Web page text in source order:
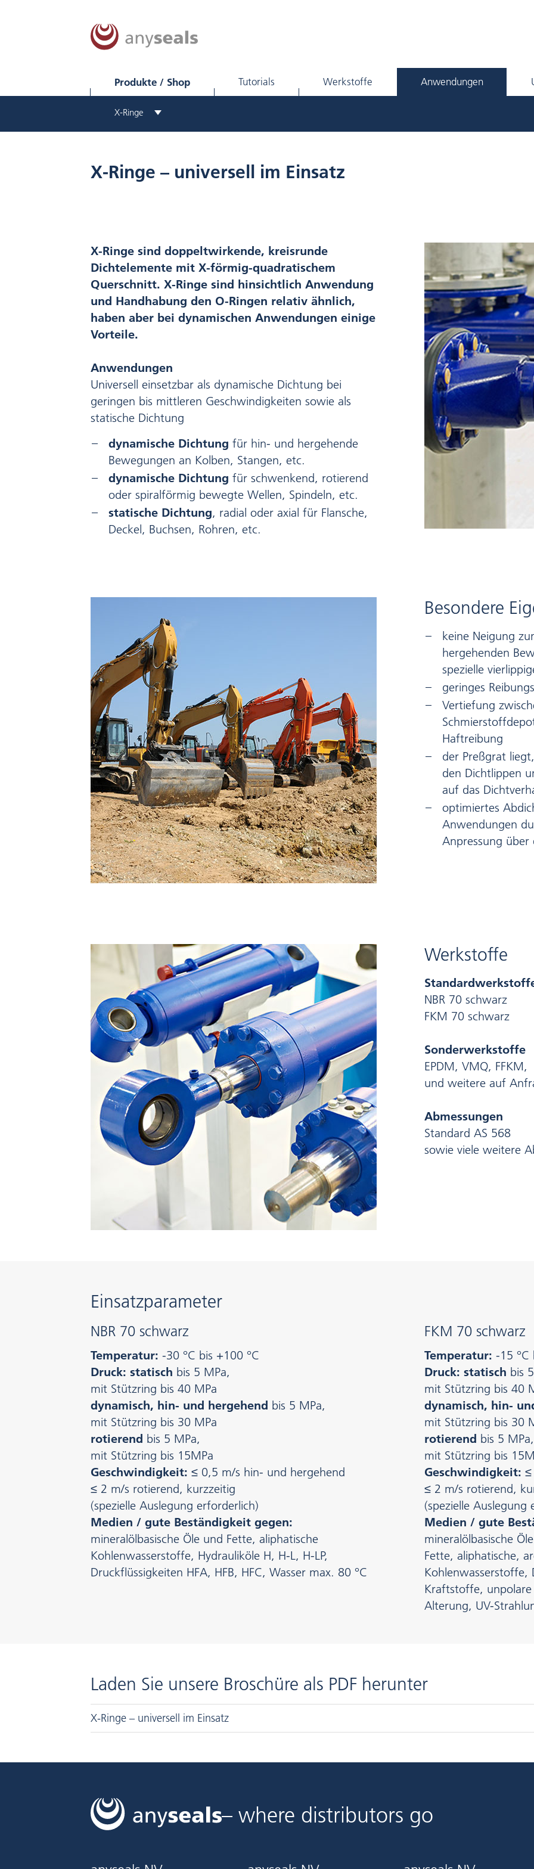
Produkte / Shop Tutorials Werkstoffe Anwendungen
X-Ringe
X-Ringe – universell im Einsatz
X-Ringe sind doppeltwirkende, kreisrunde
Dichtelemente mit X-förmig-quadratischem
Querschnitt. X-Ringe sind hinsichtlich Anwendung
und Handhabung den O-Ringen relativ ähnlich,
haben aber bei dynamischen Anwendungen einige
Vorteile.
Anwendungen
Universell einsetzbar als dynamische Dichtung bei
geringen bis mittleren Geschwindigkeiten sowie als
statische Dichtung
dynamische Dichtung für hin- und hergehende
Bewegungen an Kolben, Stangen, etc.
dynamische Dichtung für schwenkend, rotierend
oder spiralförmig bewegte Wellen, Spindeln, etc.
statische Dichtung, radial oder axial für Flansche,
Deckel, Buchsen, Rohren, etc.
Besondere
keine Neigung
hergehenden
spezielle
geringes
Vertiefung
Haftreibung
der Preßgrat
den Dichtlippen
auf das
optimiertes
Anwendungen
Anpressung über
Werkstoffe
NBR 70 schwarz
FKM 70 schwarz
Sonderwerkstoffe
EPDM, VMQ, FFKM,
und weitere auf
Abmessungen
Standard AS 568
sowie viele weitere
Einsatzparameter
NBR 70 schwarz
Temperatur: -30 °C bis +100 °C
Druck: statisch bis 5 MPa,
mit Stützring bis 40 MPa
dynamisch, hin- und hergehend bis 5 MPa,
mit Stützring bis 30 MPa
rotierend bis 5 MPa,
mit Stützring bis 15MPa
Geschwindigkeit: ≤ 0,5 m/s hin- und hergehend
≤ 2 m/s rotierend, kurzzeitig
(spezielle Auslegung erforderlich)
Medien / gute Beständigkeit gegen:
mineralölbasische Öle und Fette, aliphatische
Kohlenwasserstoffe, Hydrauliköle H, H-L, H-LP,
Druckflüssigkeiten HFA, HFB, HFC, Wasser max. 80 °C
FKM 70 schwarz
Temperatur: -15 °C
Druck: statisch bis
mit Stützring bis 40
dynamisch, hin-
mit Stützring bis 30
rotierend bis 5 MPa,
mit Stützring bis
Geschwindigkeit:
≤ 2 m/s rotierend,
(spezielle Auslegung
Medien / gute
mineralölbasische
Fette, aliphatische,
Kohlenwasserstoffe,
Kraftstoffe,
Alterung, UV-
Laden Sie unsere Broschüre als PDF herunter
X-Ringe – universell im Einsatz
– where distributors go